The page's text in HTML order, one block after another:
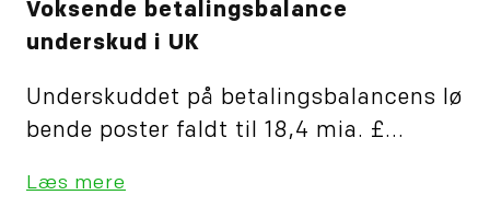
Voksende betalingsbalance
underskud i UK
Underskuddet på betalingsbalancens lø
bende poster faldt til 18,4 mia. £...
Læs mere